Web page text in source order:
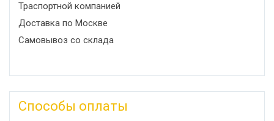
Траспортной компанией
Доставка по Москве
Самовывоз со склада
Способы оплаты